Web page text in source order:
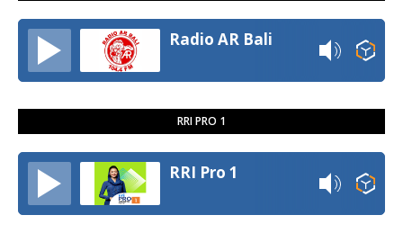
Radio AR Bali
RRI PRO 1
RRI Pro 1